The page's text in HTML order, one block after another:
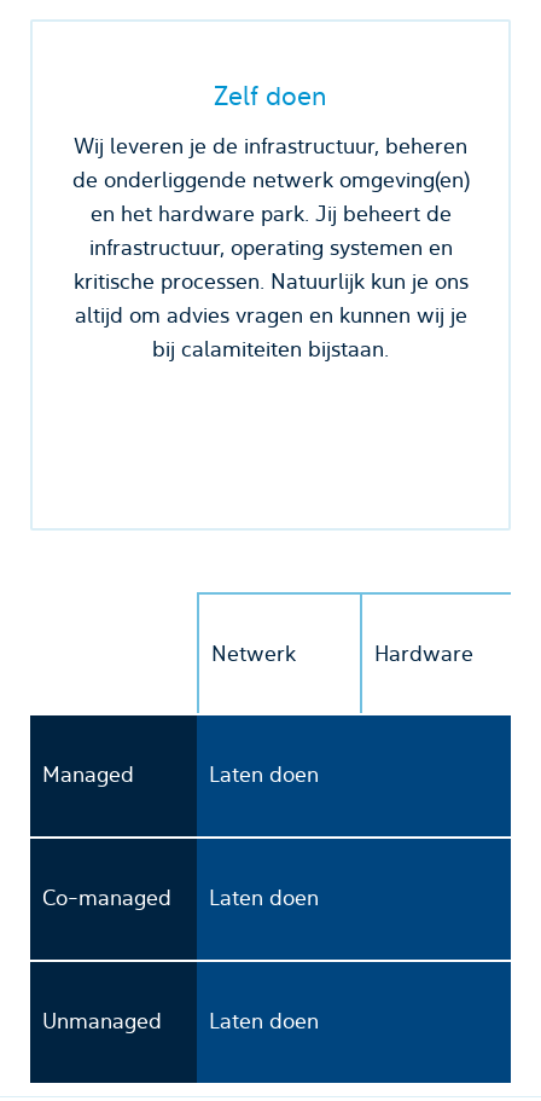
Zelf doen
Wij leveren je de infrastructuur, beheren
de onderliggende netwerk omgeving(en)
en het hardware park. Jij beheert de
infrastructuur, operating systemen en
kritische processen. Natuurlijk kun je ons
altijd om advies vragen en kunnen wij je
bij calamiteiten bijstaan.
Netwerk Hardware
Managed Laten doen
Co-managed Laten doen
Unmanaged Laten doen